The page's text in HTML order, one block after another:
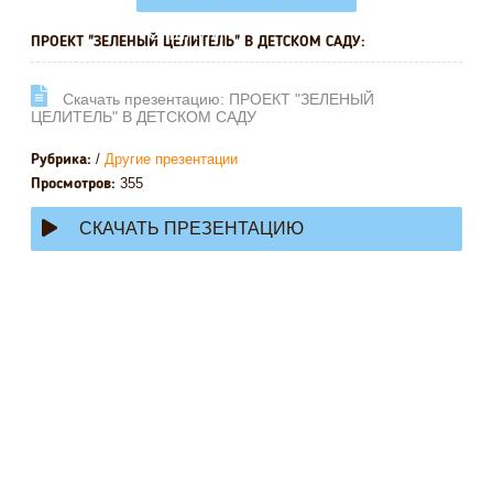
ОНЛАЙН
ПРОЕКТ "ЗЕЛЕНЫЙ ЦЕЛИТЕЛЬ" В ДЕТСКОМ САДУ:
Cкачать презентацию: ПРОЕКТ "ЗЕЛЕНЫЙ
ЦЕЛИТЕЛЬ" В ДЕТСКОМ САДУ
Рубрика: / Другие презентации
Просмотров: 355
СКАЧАТЬ ПРЕЗЕНТАЦИЮ